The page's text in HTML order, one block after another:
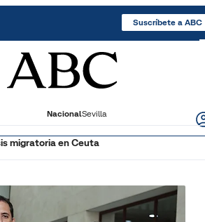
Suscríbete a ABC
NacionalSevilla
migratoria en Ceuta